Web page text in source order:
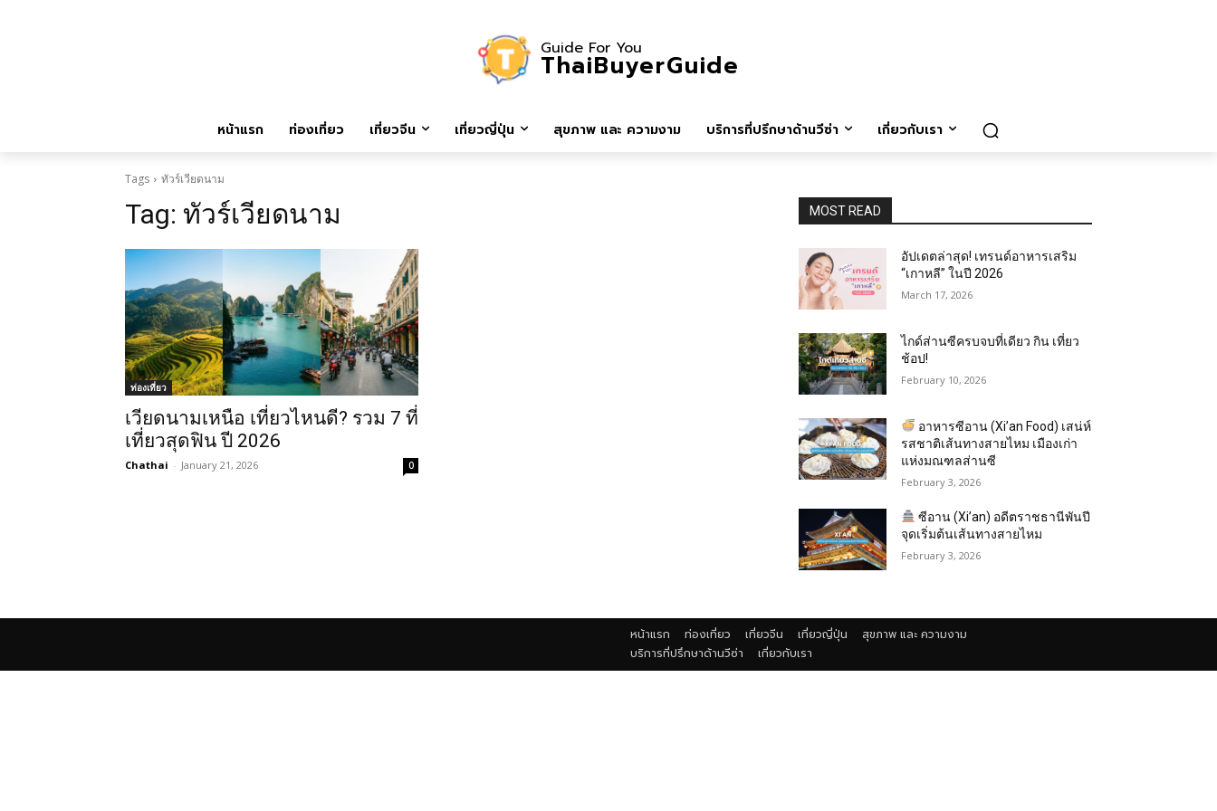
Guide For You
ThaiBuyerGuide
หน้าแรก ท่องเที่ยว เที่ยวจีน เที่ยวญี่ปุ่น สุขภาพ และ ความงาม บริการที่ปรึกษาด้านวีซ่า เกี่ยวกับเรา
Tags ทัวร์เวียดนาม
Tag: ทัวร์เวียดนาม
ท่องเที่ยว
เวียดนามเหนือ เที่ยวไหนดี? รวม 7 ที่
เที่ยวสุดฟิน ปี 2026
Chathai - January 21, 2026 0
MOST READ
อัปเดตล่าสุด! เทรนด์อาหารเสริม
“เกาหลี” ในปี 2026
March 17, 2026
ไกด์ส่านซีครบจบที่เดียว กิน เที่ยว
ช้อป!
February 10, 2026
อาหารซีอาน (Xi’an Food) เสน่ห์
รสชาติเส้นทางสายไหม เมืองเก่า
แห่งมณฑลส่านซี
February 3, 2026
ซีอาน (Xi’an) อดีตราชธานีพันปี
จุดเริ่มต้นเส้นทางสายไหม
February 3, 2026
หน้าแรก ท่องเที่ยว เที่ยวจีน เที่ยวญี่ปุ่น
สุขภาพ และ ความงาม
บริการที่ปรึกษาด้านวีซ่า
เกี่ยวกับเรา